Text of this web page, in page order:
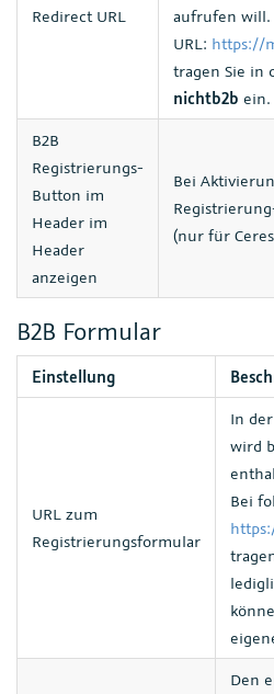
Redirect URL
aufrufen will.
URL: https://
tragen Sie in
nichtb2b ein.
B2B
Registrierungs-
Button im
Header im
Header
anzeigen
Bei
(nur für
B2B Formular
Einstellung
URL zum
Registrierungsformular
In
wird
Bei
Den